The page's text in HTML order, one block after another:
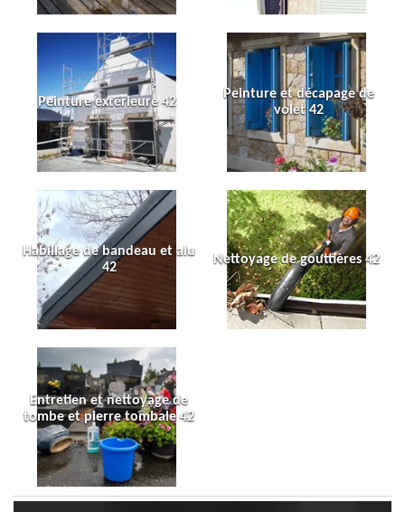
Peinture extérieure 42
Peinture et décapage de
volet 42
Habillage de bandeau et alu
42
Nettoyage de gouttières 42
Entretien et nettoyage de
tombe et pierre tombale 42